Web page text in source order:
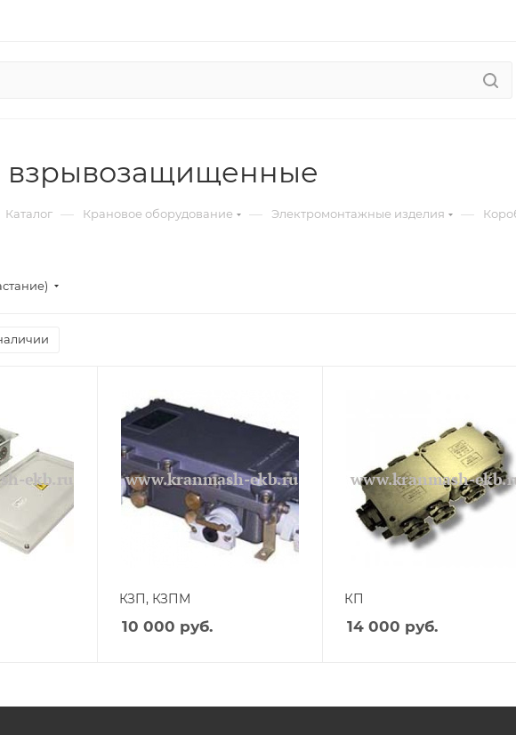
взрывозащищенные
Каталог — Крановое оборудование — Электромонтажные изделия —
КЗП, КЗПМ
10 000 руб.
КП
14 000 руб.